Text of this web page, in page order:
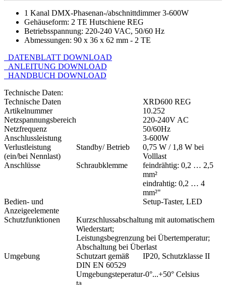
1 Kanal DMX-Phasenan-/abschnittdimmer 3-600W
Gehäuseform: 2 TE Hutschiene REG
Betriebsspannung: 220-240 VAC, 50/60 Hz
Abmessungen: 90 x 36 x 62 mm - 2 TE
DATENBLATT DOWNLOAD
ANLEITUNG DOWNLOAD
HANDBUCH DOWNLOAD
Technische Daten:
Technische Daten
XRD600 REG
Artikelnummer
10.252
Netzspannungsbereich
220-240V AC
Netzfrequenz
50/60Hz
Anschlussleistung
3-600W
Verlustleistung
(ein/bei Nennlast)
Standby/ Betrieb
0,75 W / 1,8 W bei
Volllast
Anschlüsse
Schraubklemme
feindrähtig: 0,2 … 2,5
mm²
eindrahtig: 0,2 … 4
mm²"
Bedien- und
Anzeigeelemente
Setup-Taster, LED
Schutzfunktionen
Kurzschlussabschaltung mit automatischem
Wiederstart;
Leistungsbegrenzung bei Übertemperatur;
Abschaltung bei Überlast
Umgebung
Schutzart gemäß
DIN EN 60529
IP20, Schutzklasse II
Umgebungsteperatur-0°...+50° Celsius